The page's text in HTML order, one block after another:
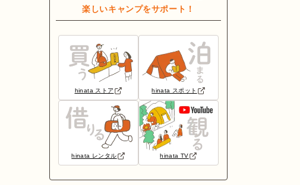
楽しいキャンプをサポート！
hinata ストア hinata スポット
hinata レンタル hinata TV